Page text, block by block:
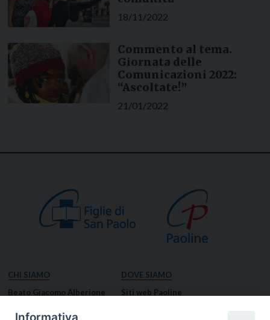
18/11/2022
Commento al tema.
Giornata delle
Comunicazioni 2022:
“Ascoltate!”
21/01/2022
CHI SIAMO
Beato Giacomo Alberione
Venerabile Tecla Merlo
DOVE SIAMO
Siti web Paoline